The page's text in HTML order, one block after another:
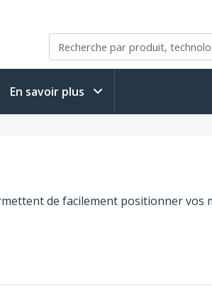
En savoir plus
de facilement positionner vos